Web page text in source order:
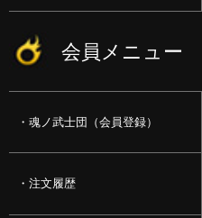
会員メニュー
魂ノ武士団（会員登録）
注文履歴